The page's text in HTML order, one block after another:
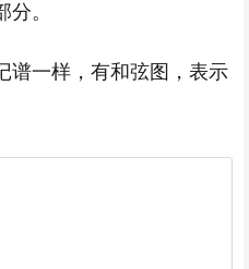
。
谱一样，有和弦图，表示